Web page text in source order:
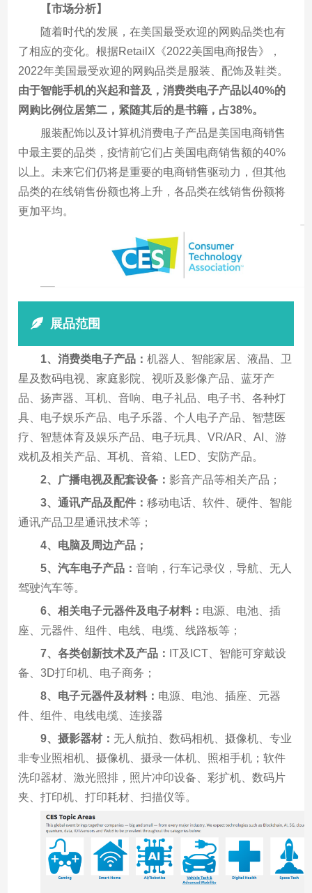
【市场分析】
随着时代的发展，在美国最受欢迎的网购品类也有
了相应的变化。根据RetailX《2022美国电商报告》，
2022年美国最受欢迎的网购品类是服装、配饰及鞋类。
由于智能手机的兴起和普及，消费类电子产品以40%的
网购比例位居第二，紧随其后的是书籍，占38%。
服装配饰以及计算机消费电子产品是美国电商销售
中最主要的品类，疫情前它们占美国电商销售额的40%
以上。未来它们仍将是重要的电商销售驱动力，但其他
品类的在线销售份额也将上升，各品类在线销售份额将
更加平均。
展品范围
1、消费类电子产品：机器人、智能家居、液晶、卫
星及数码电视、家庭影院、视听及影像产品、蓝牙产
品、扬声器、耳机、音响、电子礼品、电子书、各种灯
具、电子娱乐产品、电子乐器、个人电子产品、智慧医
疗、智慧体育及娱乐产品、电子玩具、VR/AR、AI、游
戏机及相关产品、耳机、音箱、LED、安防产品。
2、广播电视及配套设备：影音产品等相关产品；
3、通讯产品及配件：移动电话、软件、硬件、智能
通讯产品卫星通讯技术等；
4、电脑及周边产品；
5、汽车电子产品：音响，行车记录仪，导航、无人
驾驶汽车等。
6、相关电子元器件及电子材料： 电源、电池、插
座、元器件、组件、电线、电缆、线路板等；
7、各类创新技术及产品： IT及ICT、智能可穿戴设
备、3D打印机、电子商务；
8、电子元器件及材料： 电源、电池、插座、元器
件、组件、电线电缆、连接器
9、摄影器材： 无人航拍、数码相机、摄像机、专业
非专业照相机、摄像机、摄录一体机、照相手机；软件
洗印器材、激光照排，照片冲印设备、彩扩机、数码片
夹、打印机、打印耗材、扫描仪等。